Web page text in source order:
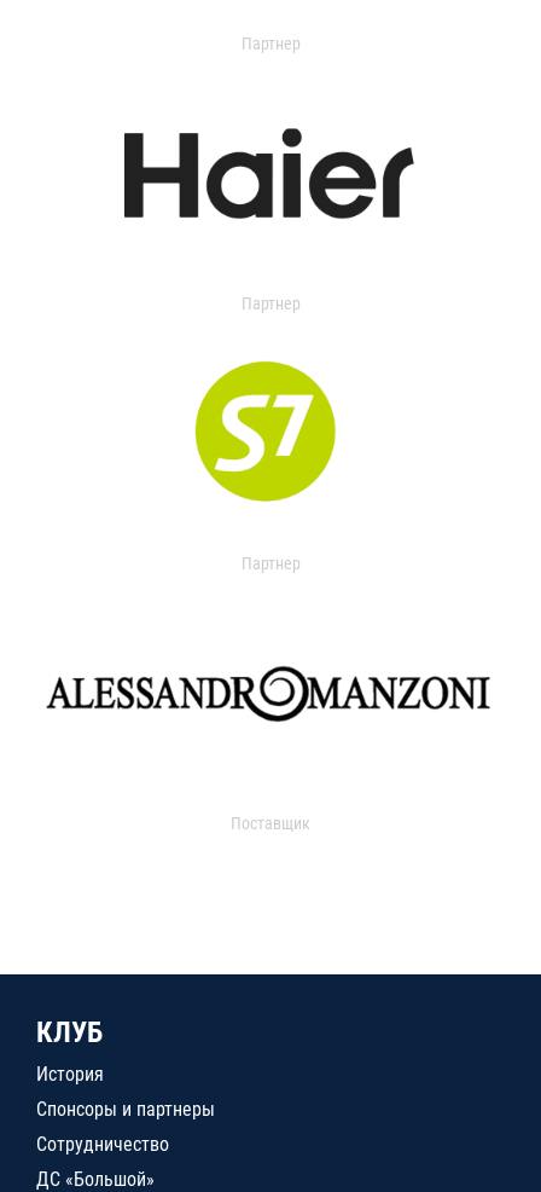
Партнер
Партнер
Партнер
Поставщик
КЛУБ
История
Спонсоры и партнеры
Сотрудничество
ДС «Большой»